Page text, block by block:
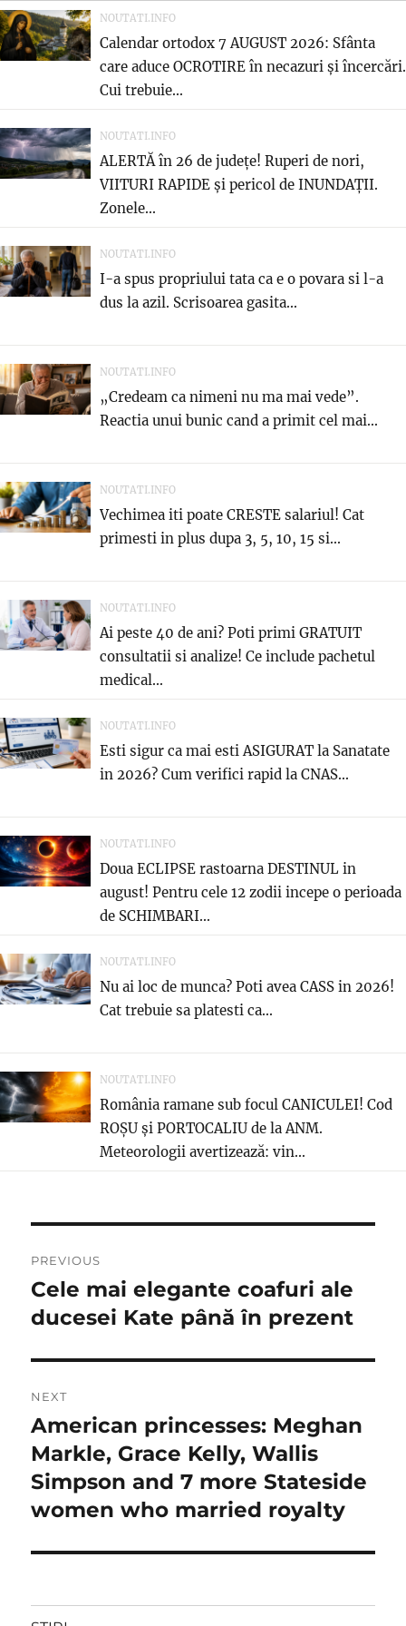
NOUTATI.INFO
Calendar ortodox 7 AUGUST 2026: Sfânta
care aduce OCROTIRE în necazuri și încercări.
Cui trebuie...
NOUTATI.INFO
ALERTĂ în 26 de județe! Ruperi de nori,
VIITURI RAPIDE și pericol de INUNDAȚII.
Zonele...
NOUTATI.INFO
I-a spus propriului tata ca e o povara si l-a
dus la azil. Scrisoarea gasita...
NOUTATI.INFO
„Credeam ca nimeni nu ma mai vede”.
Reactia unui bunic cand a primit cel mai...
NOUTATI.INFO
Vechimea iti poate CRESTE salariul! Cat
primesti in plus dupa 3, 5, 10, 15 si...
NOUTATI.INFO
Ai peste 40 de ani? Poti primi GRATUIT
consultatii si analize! Ce include pachetul
medical...
NOUTATI.INFO
Esti sigur ca mai esti ASIGURAT la Sanatate
in 2026? Cum verifici rapid la CNAS...
NOUTATI.INFO
Doua ECLIPSE rastoarna DESTINUL in
august! Pentru cele 12 zodii incepe o perioada
de SCHIMBARI...
NOUTATI.INFO
Nu ai loc de munca? Poti avea CASS in 2026!
Cat trebuie sa platesti ca...
NOUTATI.INFO
România ramane sub focul CANICULEI! Cod
ROȘU și PORTOCALIU de la ANM.
Meteorologii avertizează: vin...
în
articole
PREVIOUS
Previous
post:
Cele mai elegante coafuri ale
ducesei Kate până în prezent
NEXT
Next
post:
American princesses: Meghan
Markle, Grace Kelly, Wallis
Simpson and 7 more Stateside
women who married royalty